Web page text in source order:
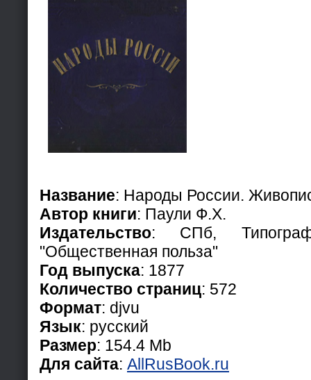
Название: Народы России.
Автор книги: Паули Ф.Х.
Издательство: СПб,
"Общественная польза"
Год выпуска: 1877
Количество страниц: 572
Формат: djvu
Язык: русский
Размер: 154.4 Mb
Для сайта: AllRusBook.ru